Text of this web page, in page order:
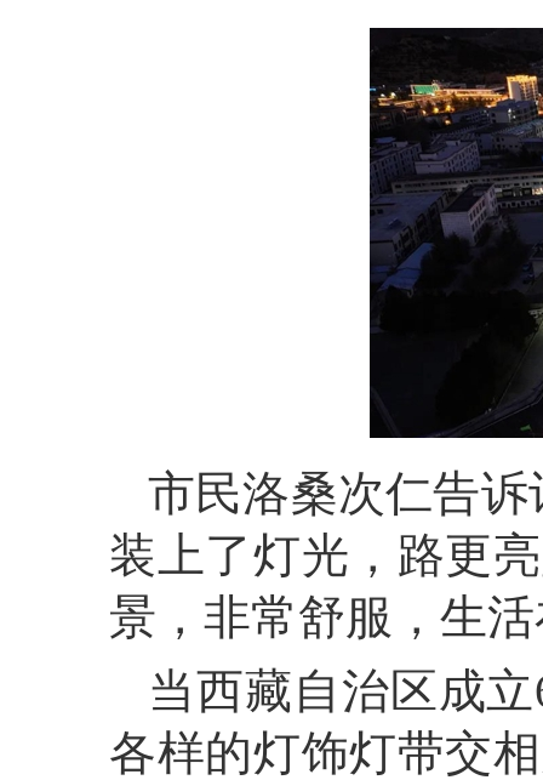
市民洛桑次仁告
装上了灯光，路更
景，非常舒服，生
当西藏自治区成
各样的灯饰灯带交